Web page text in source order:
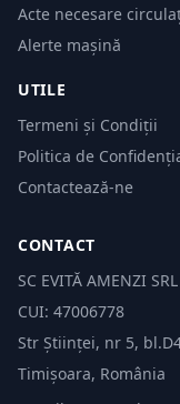
Acte necesare
Alerte mașină
UTILE
Termeni și Condiții
Politica de
Contactează-ne
CONTACT
SC EVITĂ AMENZI SRL
CUI: 47006778
Str Științei, nr 5,
Timișoara, România